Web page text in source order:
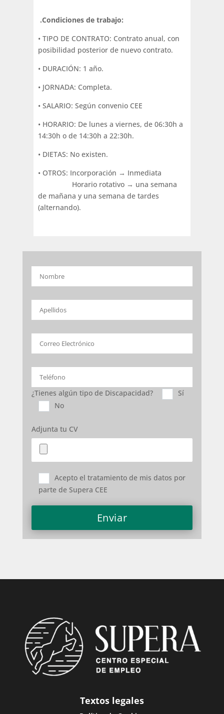
.Condiciones de trabajo:
• TIPO DE CONTRATO: Contrato anual, con
posibilidad posterior de nuevo contrato.
• DURACIÓN: 1 año.
• JORNADA: Completa.
• SALARIO: Según convenio CEE
• HORARIO: De lunes a viernes, de 06:30h a
14:30h o de 14:30h a 22:30h.
• DIETAS: No existen.
• OTROS: Incorporación → Inmediata
Horario rotativo → una semana
de mañana y una semana de tardes
(alternando).
¿Tienes algún tipo de Discapacidad?
Sí
No
Adjunta tu CV
Acepto el tratamiento de mis datos por
parte de Supera CEE
Textos legales